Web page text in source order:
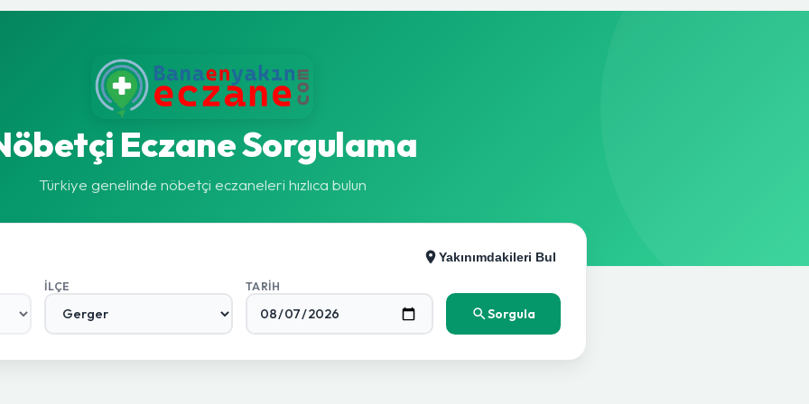
Eczane Sorgulama
Türkiye genelinde nöbetçi eczaneleri hızlıca bulun
Yakınımdakileri Bul
İLÇE TARIH
Sorgula